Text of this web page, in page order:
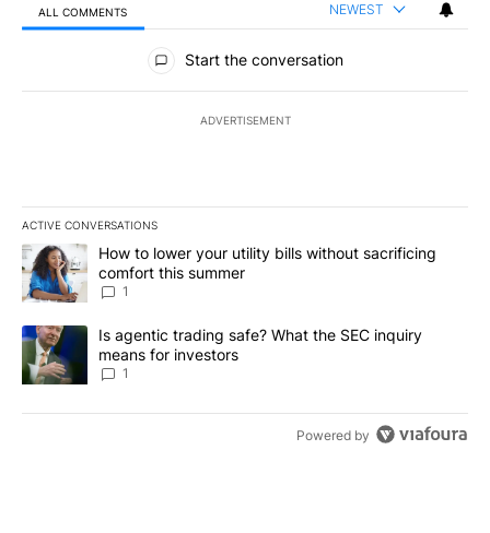
ALL COMMENTS NEWEST
All Comments
Start the conversation
ADVERTISEMENT
ACTIVE CONVERSATIONS
The following is a list of the most commented articles in the last
A trending article titled "How to lower your utility bills without
How to lower your utility bills without sacrificing
comfort this summer
1
A trending article titled "Is agentic trading safe? What the SEC
Is agentic trading safe? What the SEC inquiry
means for investors
1
Powered by